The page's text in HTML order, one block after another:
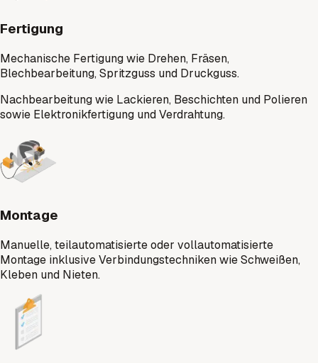
Fertigung
Mechanische Fertigung wie Drehen, Fräsen,
Blechbearbeitung, Spritzguss und Druckguss.
Nachbearbeitung wie Lackieren, Beschichten und Polieren
sowie Elektronikfertigung und Verdrahtung.
Montage
Manuelle, teilautomatisierte oder vollautomatisierte
Montage inklusive Verbindungstechniken wie Schweißen,
Kleben und Nieten.